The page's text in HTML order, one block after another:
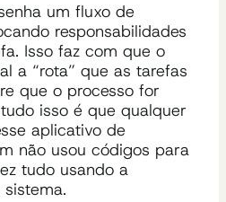
um fluxo de
responsabilidades
Isso faz com que o
a “rota” que as tarefas
que o processo for
isso é que qualquer
aplicativo de
não usou códigos para
tudo usando a